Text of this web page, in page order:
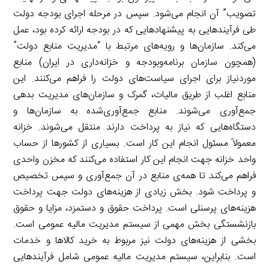
تصویب” آن انجام می‌شود. سپس در مرحله اجرای بودجه دولت
طی فرآیندهایی به پیشنهادهایی که در بودجه ارائه کرده بود، عمل
می‌کند. سازمان‌ها و رویه‌های مرتبط با “مدیریت منابع دولت”
(همچون سازمان برنامه‌وبودجه و خزانه‌داری در ایران) منابع
موردنیاز برای اجرای سیاست‌های دولت را فراهم می‌کنند. این
منابع اغلب از طریق مالیات، گمرک و سازمان‌های مدیریت بدهی
جمع‌آوری می‌شوند. منابع جمع‌آوری‌شده به سازمان‌ها و
دستگاه‌هایی که نیاز به پرداخت دارند منتقل می‌شوند. خزانه
معمولاً مسئول انجام این کار است. بسیاری از کشورها از حساب
واحد خزانه جهت انجام این کار استفاده می‌کنند که مخزن واحدی
فراهم می‌کند تا همه‌ی منابع در آن جمع‌آوری و سپس تخصیص
و پرداخت شود. بخش زیادی از هزینه‌های دولت جهت پرداخت
هزینه‌های پرسنلی است. پرداخت حقوق و دستمزد، مزایا و حقوق
بازنشستگی بخش مهمی از سیستم مدیریت مالیه عمومی است.
بخشی از هزینه‌های دولت نیز مربوط به خرید کالاها و خدمات
است. بنابراین، سیستم مدیریت مالیه عمومی شامل فرآیندهایی